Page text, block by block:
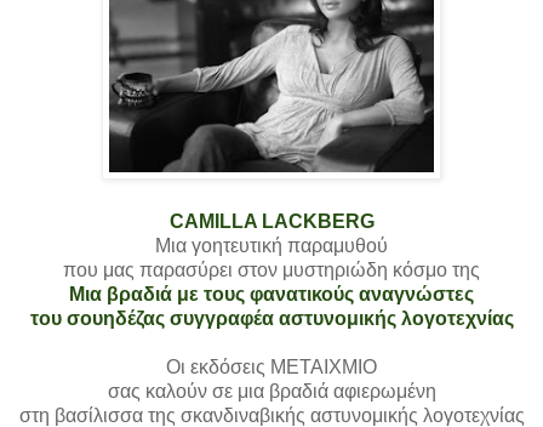
CAMILLA LACKBERG
Μια γοητευτική παραμυθού
που μας παρασύρει στον μυστηριώδη κόσμο της
Μια βραδιά με τους φανατικούς αναγνώστες
του σουηδέζας συγγραφέα αστυνομικής λογοτεχνίας
Οι εκδόσεις ΜΕΤΑΙΧΜΙΟ
σας καλούν σε μια βραδιά αφιερωμένη
στη βασίλισσα της σκανδιναβικής αστυνομικής λογοτεχνίας